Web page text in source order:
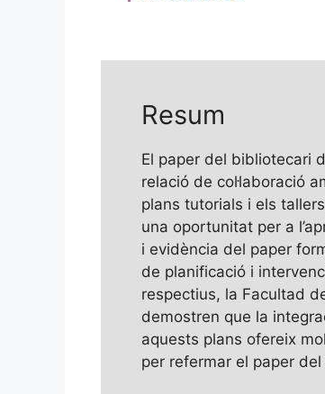
Resum
El paper del bibliotecari
relació de col·laboració
plans tutorials i els
una oportunitat per a
i evidència del paper
de planificació i
respectius, la Facultad
demostren que la
aquests plans ofereix
per refermar el paper